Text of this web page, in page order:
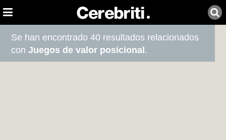
Se han encontrado 40 resultados relacionados
conJuegos de valor posicional .